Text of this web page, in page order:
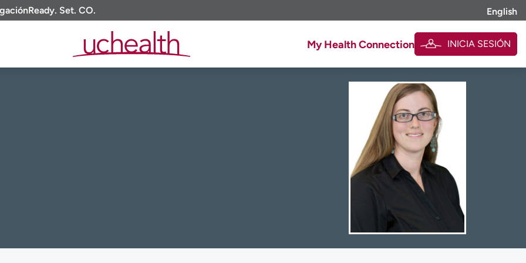
Ready. Set. CO. English
My Health Connection INICIA SESIÓN